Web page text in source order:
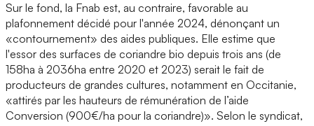
Sur le fond, la Fnab est, au contraire, favorable au
plafonnement décidé pour l'année 2024, dénonçant un
«contournement» des aides publiques. Elle estime que
l'essor des surfaces de coriandre bio depuis trois ans (de
158ha à 2036ha entre 2020 et 2023) serait le fait de
producteurs de grandes cultures, notamment en Occitanie,
«attirés par les hauteurs de rémunération de l’aide
Conversion (900€/ha pour la coriandre)». Selon le syndicat,